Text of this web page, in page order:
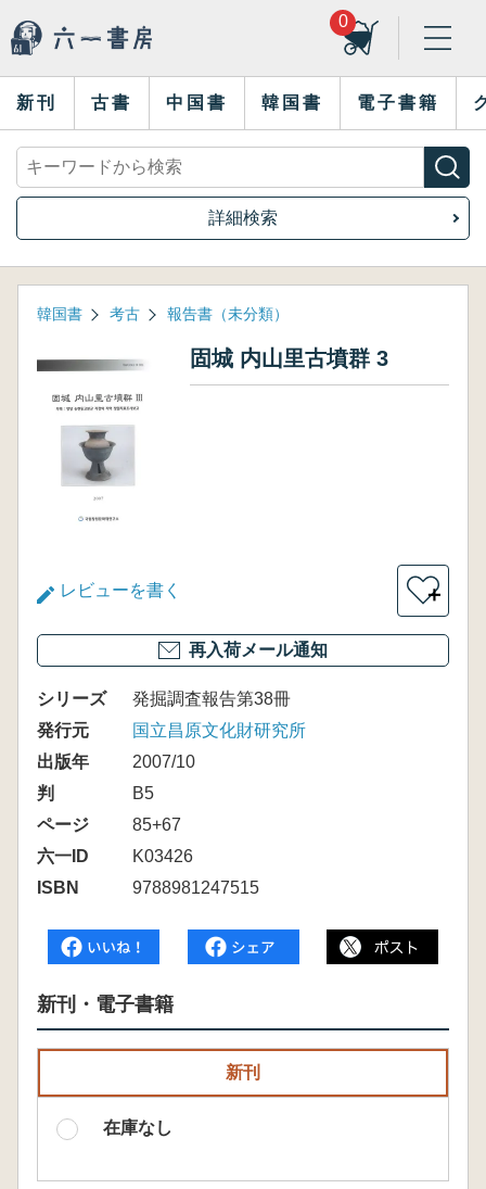
0
新刊 古書 中国書 韓国書 電子書籍
詳細検索
韓国書 考古 報告書（未分類）
固城 内山里古墳群 3
レビューを書く ＋
再入荷メール通知
シリーズ
発掘調査報告第38冊
発行元
国立昌原文化財研究所
出版年
2007/10
判
B5
ページ
85+67
六一ID
K03426
ISBN
9788981247515
新刊・電子書籍
新刊
在庫なし